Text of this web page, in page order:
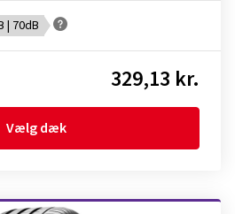
| 70dB
329,13 kr.
Vælg dæk